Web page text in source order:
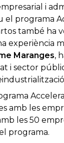
i
el programa
també ha
Maranges,
i sector
amb les
les 50
programa.